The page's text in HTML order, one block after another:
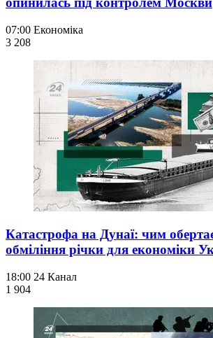
07:00 Економіка
3 208
Катастрофа на Дунаї: чим
обміління річки для економіки
18:00 24 Канал
1 904